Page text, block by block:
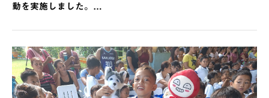
動を実施しました。…